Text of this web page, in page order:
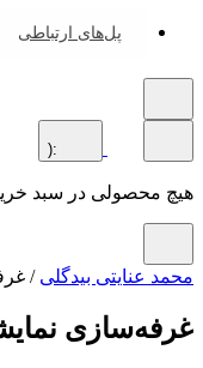
پل‌های ارتباطی
محصولی در سبد خرید
عنایتی بیدگلی/